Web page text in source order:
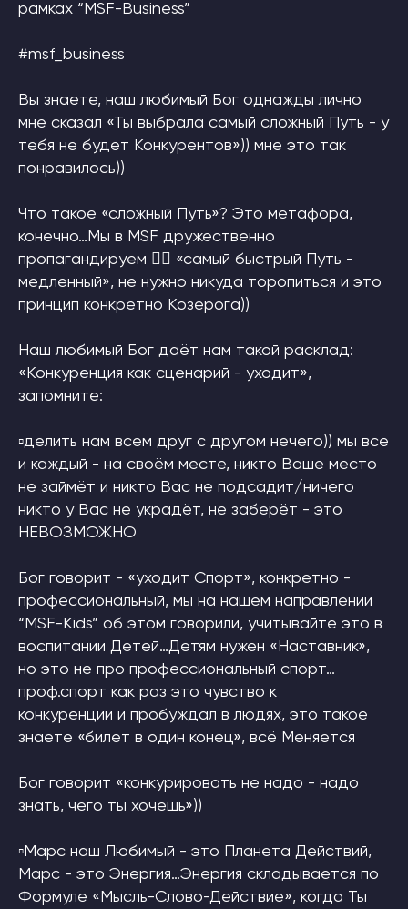
рамках “MSF-Business”
#msf_business
Вы знаете, наш любимый Бог однажды лично
мне сказал «Ты выбрала самый сложный Путь - у
тебя не будет Конкурентов»)) мне это так
понравилось))
Что такое «сложный Путь»? Это метафора,
конечно…Мы в MSF дружественно
пропагандируем 👉🏼 «самый быстрый Путь -
медленный», не нужно никуда торопиться и это
принцип конкретно Козерога))
Наш любимый Бог даёт нам такой расклад:
«Конкуренция как сценарий - уходит»,
запомните:
▫делить нам всем друг с другом нечего)) мы все
и каждый - на своём месте, никто Ваше место
не займёт и никто Вас не подсадит/ничего
никто у Вас не украдёт, не заберёт - это
НЕВОЗМОЖНО
Бог говорит - «уходит Спорт», конкретно -
профессиональный, мы на нашем направлении
“MSF-Kids” об этом говорили, учитывайте это в
воспитании Детей…Детям нужен «Наставник»,
но это не про профессиональный спорт…
проф.спорт как раз это чувство к
конкуренции и пробуждал в людях, это такое
знаете «билет в один конец», всё Меняется
Бог говорит «конкурировать не надо - надо
знать, чего ты хочешь»))
▫Марс наш Любимый - это Планета Действий,
Марс - это Энергия…Энергия складывается по
Формуле «Мысль-Слово-Действие», когда Ты